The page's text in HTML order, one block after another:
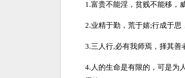
1.富贵不能淫，贫贱不能移，
2.业精于勤，荒于嬉;行成于思
3.三人行,必有我师焉，择其善
4.人的生命是有限的，可是为人